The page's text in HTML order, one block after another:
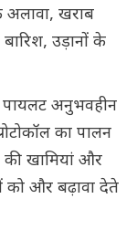
अलावा, खराब
उड़ानों के
पायलट अनुभवहीन
का पालन
की खामियां और
को और बढ़ावा देते